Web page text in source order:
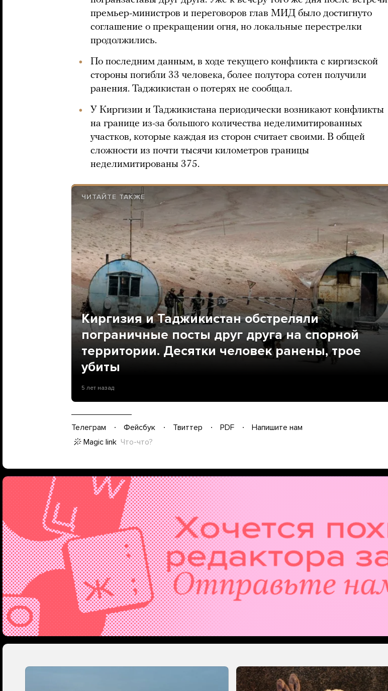
премьер-министров и переговоров глав МИД было достигнуто
соглашение о прекращении огня, но локальные перестрелки
продолжились.
По последним данным, в ходе текущего конфликта с киргизской
стороны погибли 33 человека, более полутора сотен получили
ранения. Таджикистан о потерях не сообщал.
У Киргизии и Таджикистана периодически возникают конфликты
на границе из-за большого количества неделимитированных
участков, которые каждая из сторон считает своими. В общей
сложности из почти тысячи километров границы
неделимитированы 375.
ЧИТАЙТЕ ТАКЖЕ
Киргизия и Таджикистан обстреляли
пограничные посты друг друга на спорной
территории. Десятки человек ранены, трое
убиты
5 лет назад
Телеграм Фейсбук Твиттер PDF
Напишите нам
Magic link Что-что?